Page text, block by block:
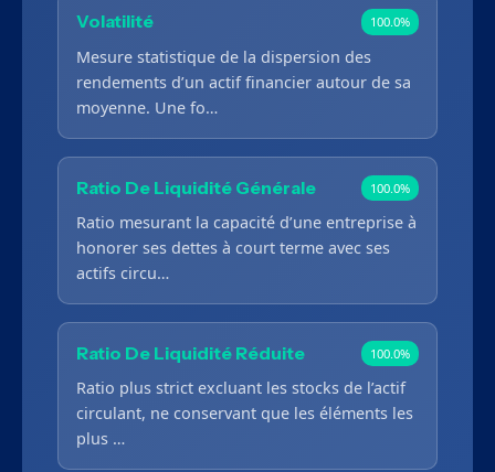
Volatilité 100.0%
Mesure statistique de la dispersion des
rendements d’un actif financier autour de sa
moyenne. Une fo…
Ratio De Liquidité Générale 100.0%
Ratio mesurant la capacité d’une entreprise à
honorer ses dettes à court terme avec ses
actifs circu…
Ratio De Liquidité Réduite 100.0%
Ratio plus strict excluant les stocks de l’actif
circulant, ne conservant que les éléments les
plus …